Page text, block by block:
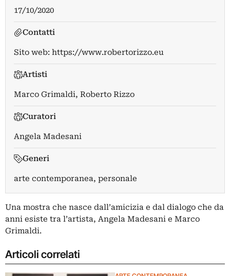
17/10/2020
Contatti
Sito web: https://www.robertorizzo.eu
Artisti
Marco Grimaldi, Roberto Rizzo
Curatori
Angela Madesani
Generi
arte contemporanea, personale
Una mostra che nasce dall’amicizia e dal dialogo che da
anni esiste tra l’artista, Angela Madesani e Marco
Grimaldi.
Articoli correlati